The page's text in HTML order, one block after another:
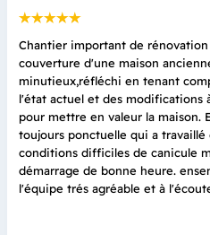
Chantier important de
couverture d'une maison
minutieux,réfléchi en tenant
l'état actuel et des modifications
pour mettre en valeur la maison.
toujours ponctuelle qui a travaillé
conditions difficiles de canicule
démarrage de bonne heure.
l'équipe trés agréable et à